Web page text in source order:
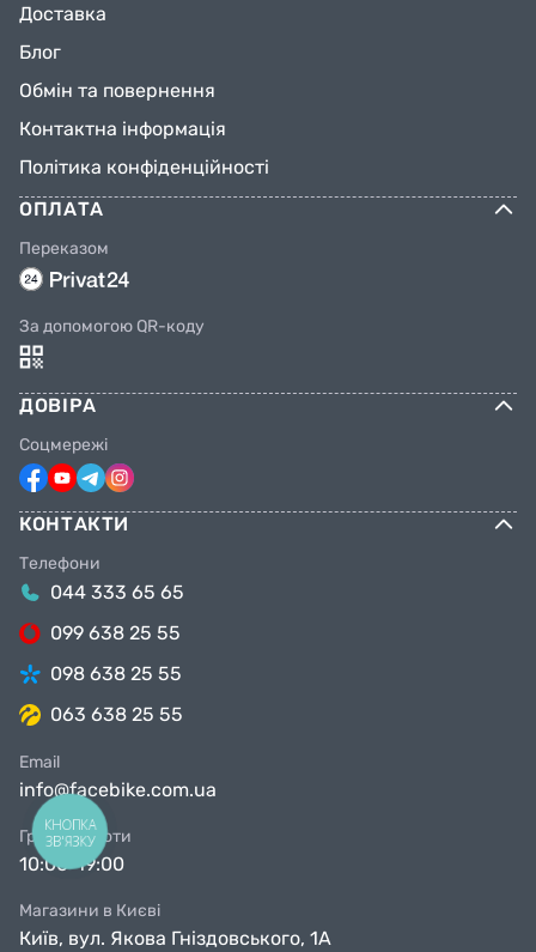
Доставка
Блог
Обмін та повернення
Контактна інформація
Політика конфіденційності
ОПЛАТА
Переказом
За допомогою QR-коду
ДОВІРА
Соцмережі
КОНТАКТИ
Телефони
044 333 65 65
099 638 25 55
098 638 25 55
063 638 25 55
Email
info@facebike.com.ua
Графік роботи
10:00-19:00
Магазини в Києві
Київ, вул. Якова Гніздовського, 1А
КНОПКА
ЗВ'ЯЗКУ